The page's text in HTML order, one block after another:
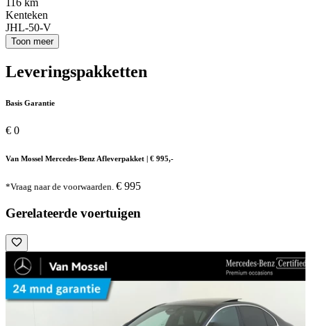
116 km
Kenteken
JHL-50-V
Toon meer
Leveringspakketten
Basis Garantie
€ 0
Van Mossel Mercedes-Benz Afleverpakket | € 995,-
*Vraag naar de voorwaarden. € 995
Gerelateerde voertuigen